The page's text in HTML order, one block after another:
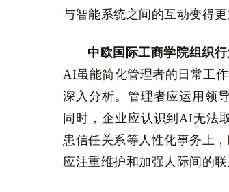
与智能系统之间的互动变得
中欧国际工商学院组织
AI虽能简化管理者的日常工
深入分析。管理者应运用领
同时，企业应认识到AI无法
患信任关系等人性化事务上
应注重维护和加强人际间的联